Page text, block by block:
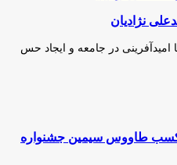
نژادیان
در جامعه و ایجاد حس
کسب طاووس سیمین جشنواره